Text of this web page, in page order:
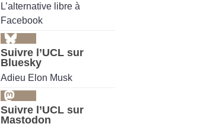
L’alternative libre à
Facebook
Suivre l’UCL sur
Bluesky
Adieu Elon Musk
Suivre l’UCL sur
Mastodon